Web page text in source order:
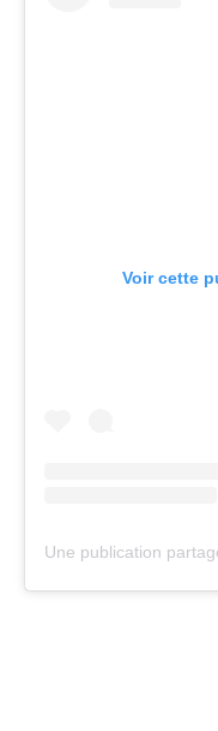
Voir cette